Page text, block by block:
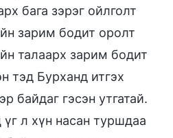
бага зэрэг ойлголт
зарим бодит оролт
талаарх зарим бодит
тэд Бурханд итгэх
байдаг гэсэн утгатай.
л хүн насан туршдаа